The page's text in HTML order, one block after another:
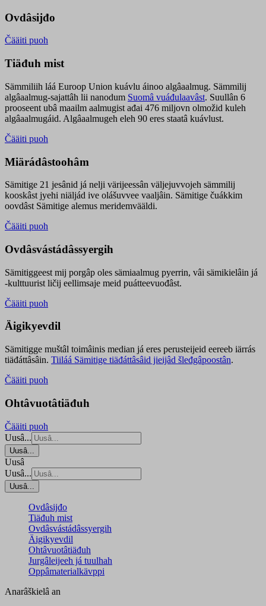
Ovdâsijđo
Čääiti puoh
Tiäđuh mist
Sämmiliih láá Euroop Union kuávlu áinoo algâaalmug. Sämmilij
algâaalmug-sajattâh lii nanodum Suomâ vuáđulaavâst. Suullân 6
prooseent ubâ maailm aalmugist ađai 476 miljovn olmožid kuleh
algâaalmugáid. Algâaalmugeh eleh 90 eres staatâ kuávlust.
Čääiti puoh
Miärádâstoohâm
Sämitige 21 jesânid já nelji värijeessân väljejuvvojeh sämmilij
kooskâst jyehi niäljád ive olášuvvee vaaljâin. Sämitige čuákkim
oovdâst Sämitige alemus meridemvääldi.
Čääiti puoh
Ovdâsvástádâssyergih
Sämitiggeest mij porgâp oles sämiaalmug pyerrin, vâi sämikielâin já
-kulttuurist ličij eellimsaje meid puátteevuođâst.
Čääiti puoh
Äigikyevdil
Sämitigge muštâl toimâinis median já eres perusteijeid eereeb iärrás
tiäđáttâsâin. Tiiláá Sämitige tiäđáttâsâid jieijâd šleđgâpoostân.
Čääiti puoh
Ohtâvuotâtiäđuh
Čääiti puoh
Uusâ...
Uusâ...
Uusâ
Uusâ...
Uusâ...
Ovdâsijđo
Tiäđuh mist
Ovdâsvástádâssyergih
Äigikyevdil
Ohtâvuotâtiäđuh
Jurgâleijeeh já tuulhah
Oppâmaterialkävppi
Anarâškielâ an